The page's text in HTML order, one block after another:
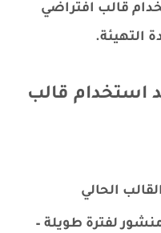
قالب افتراضي
استخدام قالب
الحالي
لفترة طويلة –